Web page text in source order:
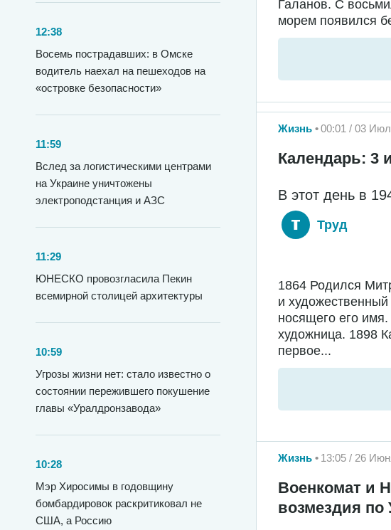
12:38
Восемь пострадавших: в Омске
водитель наехал на пешеходов на
«островке безопасности»
11:59
Вслед за логистическими центрами
на Украине уничтожены
электроподстанция и АЗС
11:29
ЮНЕСКО провозгласила Пекин
всемирной столицей архитектуры
10:59
Угрозы жизни нет: стало известно о
состоянии пережившего покушение
главы «Уралдронзавода»
10:28
Мэр Хиросимы в годовщину
бомбардировок раскритиковал не
США, а Россию
Галанов. С
морем появился
Жизнь 00:01 / 03
Календарь: 3
В этот день в
Труд
1864 Родился
и
носящего его
художница. 1898
первое...
Жизнь 13:05 / 26
Военкомат и
возмездия по